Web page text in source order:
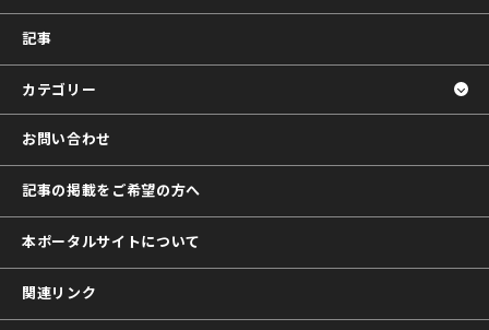
記事
カテゴリー
お問い合わせ
記事の掲載をご希望の方へ
本ポータルサイトについて
関連リンク